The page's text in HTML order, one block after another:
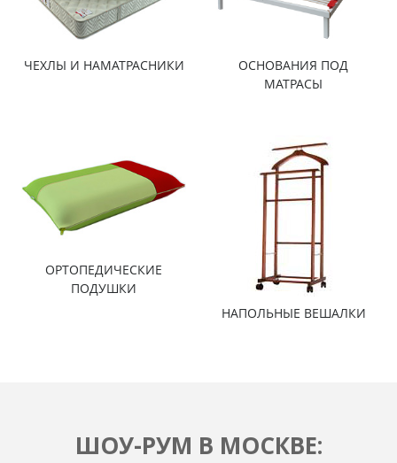
ЧЕХЛЫ И НАМАТРАСНИКИ
ОСНОВАНИЯ ПОД
МАТРАСЫ
ОРТОПЕДИЧЕСКИЕ
ПОДУШКИ
НАПОЛЬНЫЕ ВЕШАЛКИ
ШОУ-РУМ В МОСКВЕ: